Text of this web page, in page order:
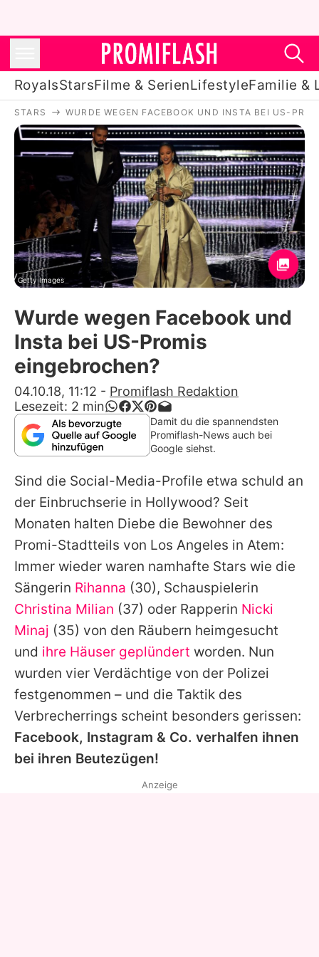
RoyalsStarsFilme & SerienLifestyleFamilie &
Royals
Stars
Filme & Serien
Lifestyle
Familie & Liebe
Promiflash Exklusiv
Alle Themen auf Promiflash
Jobs
App runterladen
Team
Redaktionelle Richtlinien
Impressum
Datenschutzerklärung
Nutzungsbedingungen
Utiq verwalten
STARS WURDE WEGEN FACEBOOK UND INSTA BEI US-
Getty Images
Wurde wegen Facebook und
Insta bei US-Promis
eingebrochen?
04.10.18, 11:12 - Promiflash Redaktion
Lesezeit: 2 min
Damit du die spannendsten
Promiflash-News auch bei
Google siehst.
Sind die Social-Media-Profile etwa schuld an
der Einbruchserie in Hollywood? Seit
Monaten halten Diebe die Bewohner des
Promi-Stadtteils von Los Angeles in Atem:
Immer wieder waren namhafte Stars wie die
Sängerin Rihanna (30), Schauspielerin
Christina Milian (37) oder Rapperin Nicki
Minaj (35) von den Räubern heimgesucht
und ihre Häuser geplündert worden. Nun
wurden vier Verdächtige von der Polizei
festgenommen – und die Taktik des
Verbrecherrings scheint besonders gerissen:
Facebook, Instagram & Co. verhalfen ihnen
bei ihren Beutezügen!
Anzeige